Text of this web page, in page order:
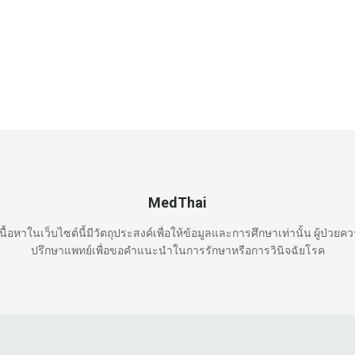
MedThai
อหาในเว็บไซต์นี้มีวัตถุประสงค์เพื่อให้ข้อมูลและการศึกษาเท่านั้น ผู้ป่วยค
ปรึกษาแพทย์เพื่อขอคำแนะนำในการรักษาหรือการวินิจฉัยโรค